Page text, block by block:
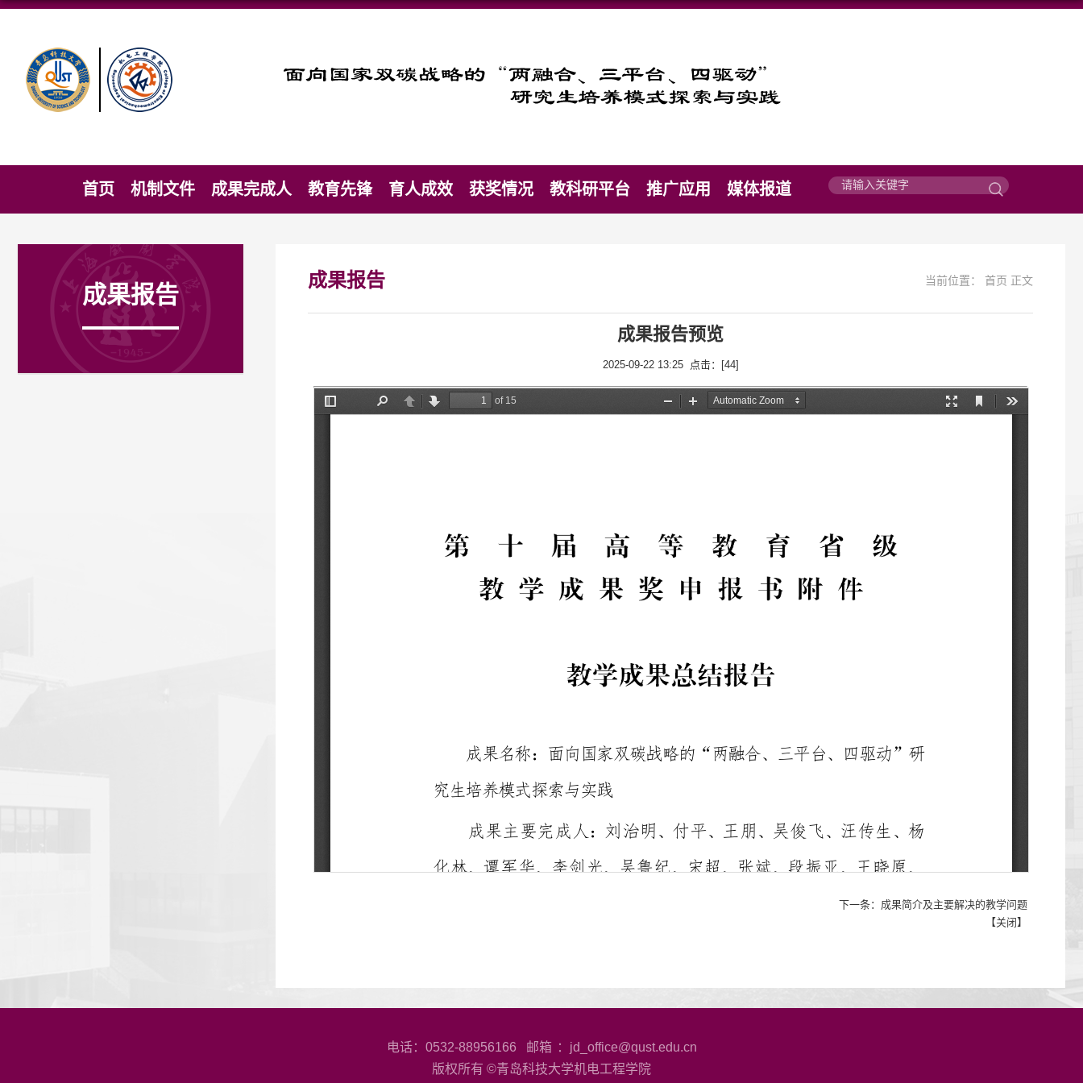
首页 机制文件 成果完成人 教育先锋 育人成效 获奖情况 教科研平台 推广应用 媒体报道
成果报告
当前位置： 首页 正文
成果报告
成果报告预览
2025-09-22 13:25 点击：[44]
下一条： 成果简介及主要解决的教学问题
【关闭 】
电话：0532-88956166 邮箱 ：jd_office@qust.edu.cn
版权所有 ©青岛科技大学机电工程学院